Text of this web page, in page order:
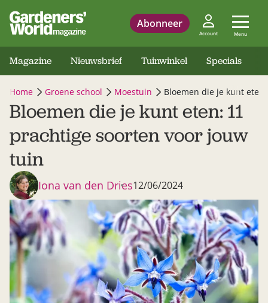
Abonneer
Account Menu
Magazine Nieuwsbrief Tuinwinkel Specials
Home Groene school Moestuin Bloemen die je kunt
Bloemen die je kunt eten: 11
prachtige soorten voor jouw
tuin
Iona van den Dries12/06/2024